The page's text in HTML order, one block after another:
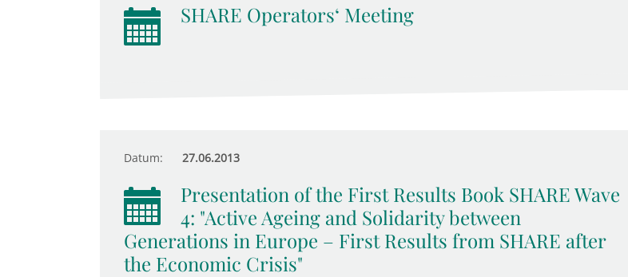
SHARE Operators‘ Meeting
Datum: 27.06.2013
Presentation of the First Results Book SHARE Wave
4: "Active Ageing and Solidarity between
Generations in Europe – First Results from SHARE after
the Economic Crisis"